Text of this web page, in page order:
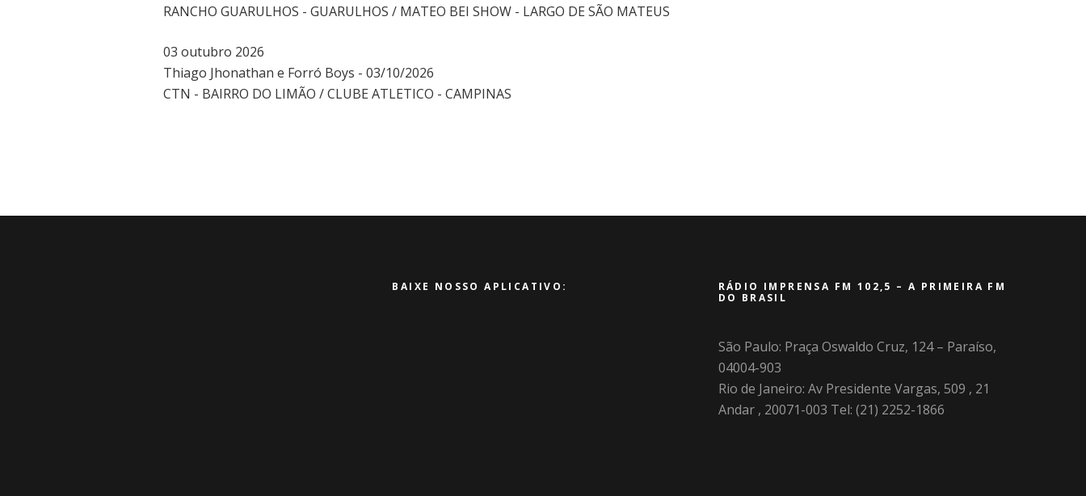
RANCHO GUARULHOS - GUARULHOS / MATEO BEI SHOW - LARGO DE SÃO MATEUS
03 outubro 2026
Thiago Jhonathan e Forró Boys - 03/10/2026
CTN - BAIRRO DO LIMÃO / CLUBE ATLETICO - CAMPINAS
BAIXE NOSSO APLICATIVO:
RÁDIO IMPRENSA FM 102,5 – A PRIMEIRA FM
DO BRASIL
São Paulo: Praça Oswaldo Cruz, 124 – Paraíso,
04004-903
Rio de Janeiro: Av Presidente Vargas, 509 , 21
Andar , 20071-003 Tel: (21) 2252-1866